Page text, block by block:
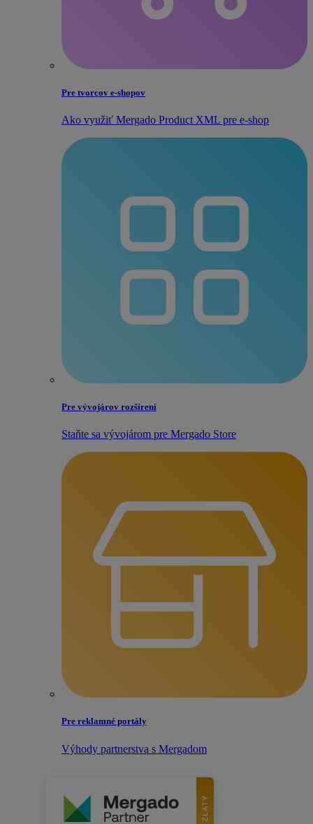
Pre tvorcov e‑shopov
Ako využiť Mergado Product XML pre e‑shop
Pre vývojárov rozšírení
Staňte sa vývojárom pre Mergado Store
Pre reklamné portály
Výhody partnerstva s Mergadom